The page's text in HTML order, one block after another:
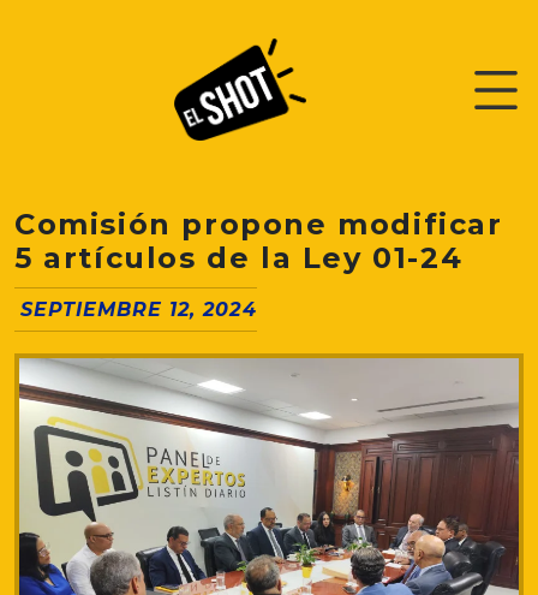
Comisión propone modificar
5 artículos de la Ley 01-24
SEPTIEMBRE 12, 2024